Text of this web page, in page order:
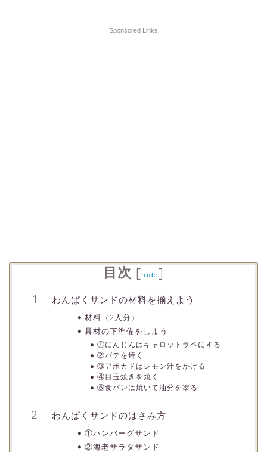
Sponsored Links
目次 [hide]
わんぱくサンドの材料を揃えよう
材料（2人分）
具材の下準備をしよう
①にんじんはキャロットラペにする
②パテを焼く
③アボカドはレモン汁をかける
④目玉焼きを焼く
⑤食パンは焼いて油分を塗る
わんぱくサンドのはさみ方
①ハンバーグサンド
②海老サラダサンド